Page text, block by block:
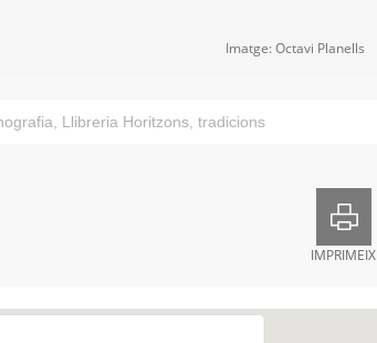
Imatge: Octavi Planells
, Llibreria Horitzons, tradicions
IMPRIMEIX